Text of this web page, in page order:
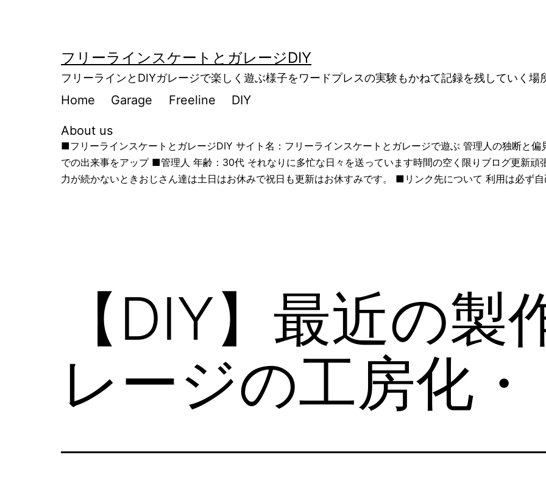
フリーラインスケートとガレージDIY
フリーラインとDIYガレージで楽しく遊ぶ様子をワードプレスの実験もかねて記録を残していく場
Home Garage Freeline DIY
About us
■フリーラインスケートとガレージDIY サイト名：フリーラインスケートとガレージで遊ぶ 管理人の独断と
での出来事をアップ ■管理人 年齢：30代 それなりに多忙な日々を送っています時間の空く限りブログ更新頑
力が続かないときおじさん達は土日はお休みで祝日も更新はお休すみです。 ■リンク先について 利用は必ず
【DIY】最近の製
レージの工房化